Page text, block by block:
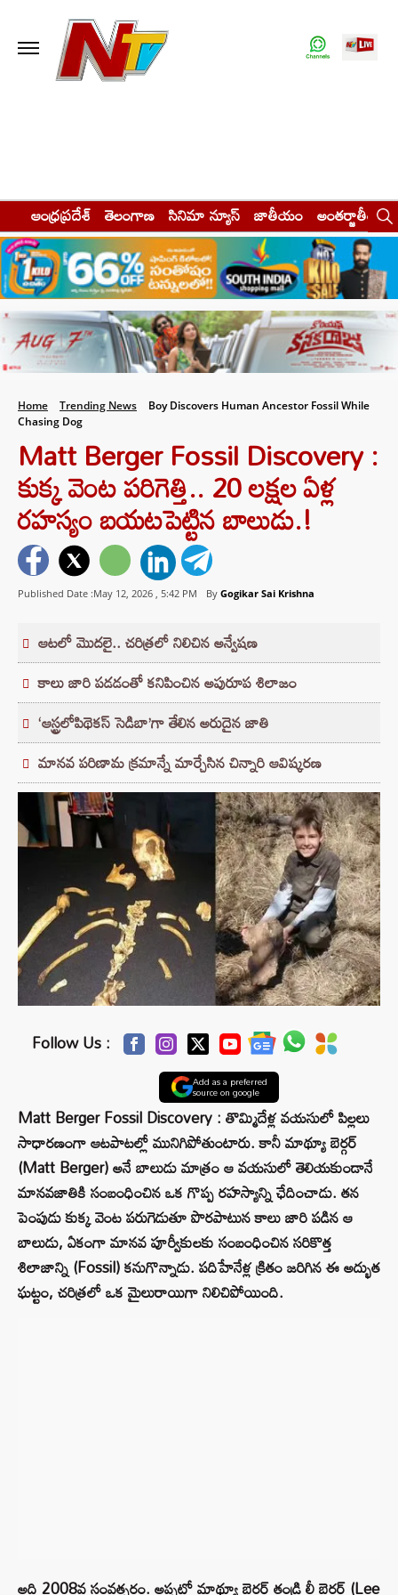
ఆంధ్రప్రదేశ్ తెలంగాణ సినిమా న్యూస్ జాతీయం అంతర్జాతీయం
Home Trending News
Boy Discovers Human Ancestor Fossil While
Chasing Dog
Matt Berger Fossil Discovery :
కుక్క వెంట పరిగెత్తి.. 20 లక్షల ఏళ్ల
రహస్యం బయటపెట్టిన బాలుడు.!
Published Date :May 12, 2026 , 5:42 PM By Gogikar Sai Krishna
ఆటలో మొదలై.. చరిత్రలో నిలిచిన అన్వేషణ
కాలు జారి పడడంతో కనిపించిన అపురూప శిలాజం
‘ఆస్ట్రలోపిథెకస్ సెడిబా’గా తేలిన అరుదైన జాతి
మానవ పరిణామ క్రమాన్నే మార్చేసిన చిన్నారి ఆవిష్కరణ
Follow Us :
Add as a preferred
source on google
Matt Berger Fossil Discovery : తొమ్మిదేళ్ల వయసులో పిల్లలు
సాధారణంగా ఆటపాటల్లో మునిగిపోతుంటారు. కానీ మాథ్యూ బెర్గర్
(Matt Berger) అనే బాలుడు మాత్రం ఆ వయసులో తెలియకుండానే
మానవజాతికి సంబంధించిన ఒక గొప్ప రహస్యాన్ని ఛేదించాడు. తన
పెంపుడు కుక్క వెంట పరుగెడుతూ పొరపాటున కాలు జారి పడిన ఆ
బాలుడు, ఏకంగా మానవ పూర్వీకులకు సంబంధించిన సరికొత్త
శిలాజాన్ని (Fossil) కనుగొన్నాడు. పదిహేనేళ్ల క్రితం జరిగిన ఈ అద్భుత
ఘట్టం, చరిత్రలో ఒక మైలురాయిగా నిలిచిపోయింది.
అది 2008వ సంవత్సరం. అప్పట్లో మాథ్యూ బెర్గర్ తండ్రి లీ బెర్గర్ (Lee